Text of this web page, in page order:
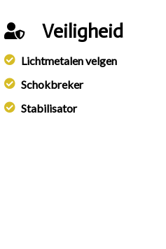
Veiligheid
Lichtmetalen velgen
Schokbreker
Stabilisator